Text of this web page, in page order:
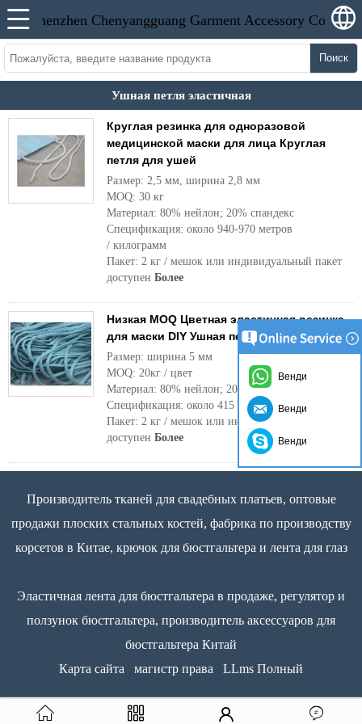
Поиск
Ушная петля эластичная
Круглая резинка для одноразовой
медицинской маски для лица Круглая
петля для ушей
Размер: 2,5 мм, ширина 2,8 мм
MOQ: 30 кг
Материал: 80% нейлон; 20% спандекс
Спецификация: около 940-970 метров
/ килограмм
Пакет: 2 кг / мешок или индивидуальный пакет
доступен Более
Низкая MOQ Цветная эластичная резинка
для маски DIY Ушная петля
Размер: ширина 5 мм
MOQ: 20кг / цвет
Материал: 80% нейлон; 20% спандекс
Спецификация: около 415 метров / килограмм
Пакет: 2 кг / мешок или индивидуальный пакет
доступен Более
Производитель тканей для свадебных платьев, оптовые
продажи плоских стальных костей, фабрика по производству
корсетов в Китае, крючок для бюстгальтера и лента для глаз
Эластичная лента для бюстгальтера в продаже, регулятор и
ползунок бюстгальтера, производитель аксессуаров для
бюстгальтера Китай
Карта сайта
магистр права LLms Полный
Венди
Венди
Венди